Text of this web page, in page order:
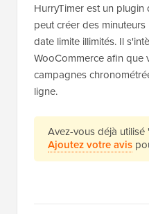
HurryTimer est un
peut créer des
date limite illimités. Il
WooCommerce afin que
campagnes
ligne.
Avez-vous déjà utilisé
Ajoutez votre avis